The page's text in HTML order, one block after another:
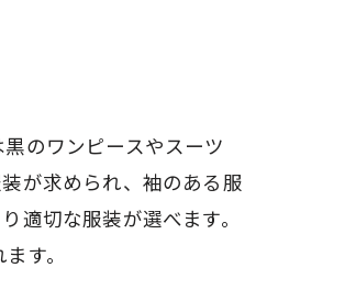
のワンピースやスーツ
が求められ、袖のある服
適切な服装が選べます。
す。